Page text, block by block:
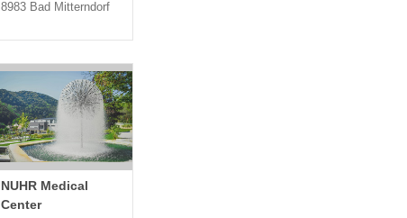
8983 Bad Mitterndorf
NUHR Medical
Center